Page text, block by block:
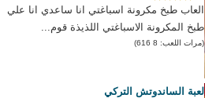
العاب طبخ مكرونة اسباغتي انا ساعدي انا علي
طبخ المكرونة الاسباغتي اللذيذة قوم...
(مرات اللعب: 8 616)
لعبة الساندوتش التركي